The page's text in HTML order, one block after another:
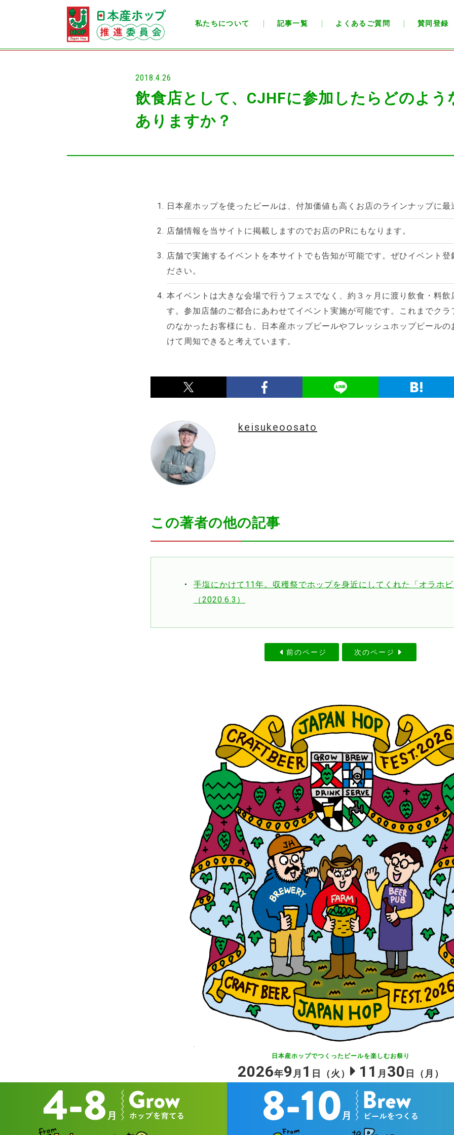
私たちについて 記事一覧 よくあるご質問 賛同登録
2018.4.26
飲食店として、CJHFに参加したらどのよ
ありますか？
日本産ホップを使ったビールは、付加価値も高くお店のラインナップに最
店舗情報を当サイトに掲載しますのでお店のPRにもなります。
店舗で実施するイベントを本サイトでも告知が可能です。ぜひイベント
ださい。
本イベントは大きな会場で行うフェスでなく、約３ヶ月に渡り飲食・料
す。参加店舗のご都合にあわせてイベント実施が可能です。これまでク
のなかったお客様にも、日本産ホップビールやフレッシュホップビール
けて周知できると考えています。
keisukeoosato
この著者の他の記事
手塩にかけて11年。収穫祭でホップを身近にしてくれた「オラホ
（2020.6.3）
前のページ 次のページ
日本産ホップでつくったビールを楽しむお祭り
2026年9月 1 日 （火） 11 月 30 日 （月）